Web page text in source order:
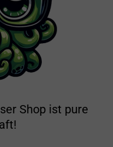
Shop ist pure